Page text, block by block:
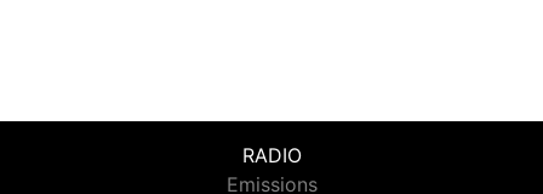
RADIO
Emissions